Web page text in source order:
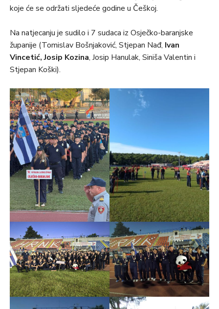
koje će se održati sljedeće godine u Češkoj.
Na natjecanju je sudilo i 7 sudaca iz Osječko-baranjske
županije (Tomislav Bošnjaković, Stjepan Nađ, Ivan
Vincetić, Josip Kozina, Josip Hanulak, Siniša Valentin i
Stjepan Koški).